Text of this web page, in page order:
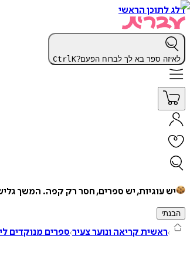
דלג לתוכן הראשי
לאיזה ספר בא לך לברוח הפעם? CtrlK
יש עוגיות, יש ספרים, חסר רק קפה. המשך
הבנתי
ראשית קריאה ונוער צעיר ספרים מנוקדים